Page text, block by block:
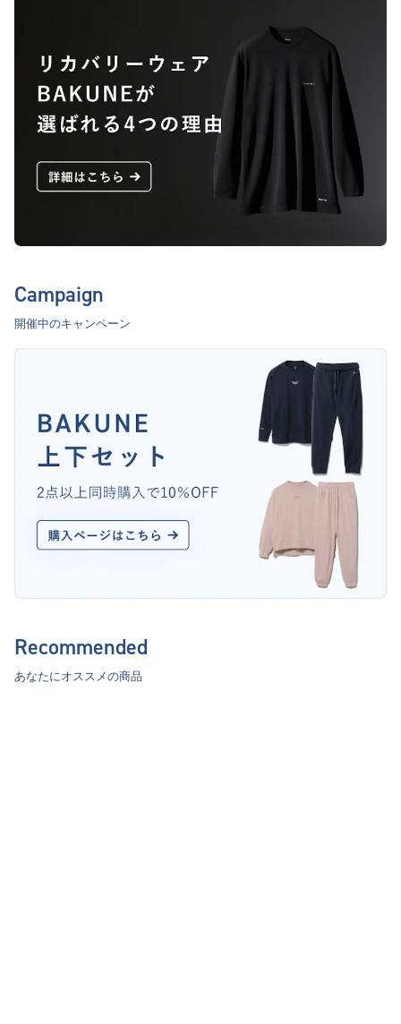
Campaign
開催中のキャンペーン
Recommended
あなたにオススメの商品